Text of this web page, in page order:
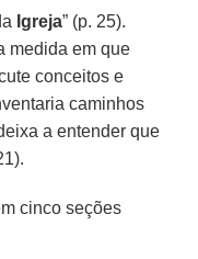
Igreja” (p. 25).
medida em que
conceitos e
caminhos
a entender que
cinco seções